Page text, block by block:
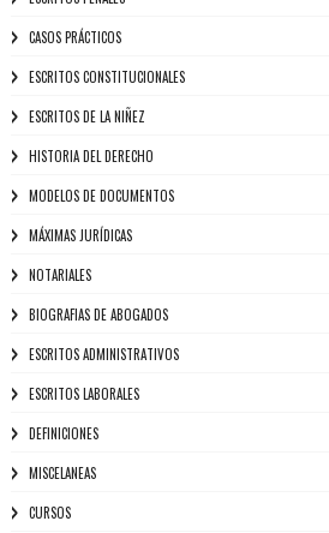
CASOS PRÁCTICOS
ESCRITOS CONSTITUCIONALES
ESCRITOS DE LA NIÑEZ
HISTORIA DEL DERECHO
MODELOS DE DOCUMENTOS
MÁXIMAS JURÍDICAS
NOTARIALES
BIOGRAFIAS DE ABOGADOS
ESCRITOS ADMINISTRATIVOS
ESCRITOS LABORALES
DEFINICIONES
MISCELANEAS
CURSOS